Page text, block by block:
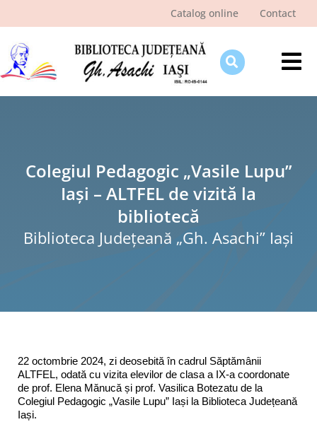
Catalog online Contact
Ştiri şi evenimente
Programe şi proiecte
Colegiul Pedagogic „Vasile Lupu”
Iași – ALTFEL de vizită la
bibliotecă
Biblioteca Judeţeană „Gh. Asachi” Iaşi
22 octombrie 2024, zi deosebită în cadrul Săptămânii
ALTFEL, odată cu vizita elevilor de clasa a IX-a coordonate
de prof. Elena Mănucă și prof. Vasilica Botezatu de la
Colegiul Pedagogic „Vasile Lupu” Iași la Biblioteca Județeană
Iași.